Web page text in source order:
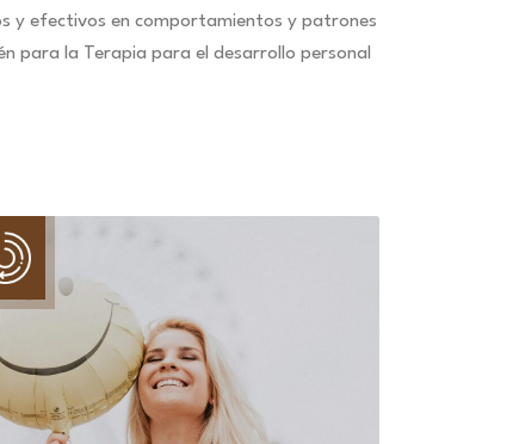
y efectivos en comportamientos y patrones
para la Terapia para el desarrollo personal